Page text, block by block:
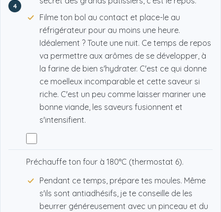
4
Filme ton bol au contact et place-le au
réfrigérateur pour au moins une heure.
Idéalement ? Toute une nuit. Ce temps de repos
va permettre aux arômes de se développer, à
la farine de bien s'hydrater. C'est ce qui donne
ce moelleux incomparable et cette saveur si
riche. C'est un peu comme laisser mariner une
bonne viande, les saveurs fusionnent et
s'intensifient.
Préchauffe ton four à 180°C (thermostat 6).
Pendant ce temps, prépare tes moules. Même
s'ils sont antiadhésifs, je te conseille de les
beurrer généreusement avec un pinceau et du